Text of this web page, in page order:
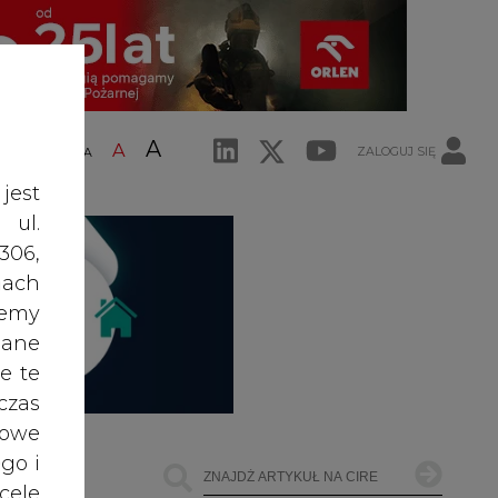
A A A ZALOGUJ SIĘ
ul.
te
i